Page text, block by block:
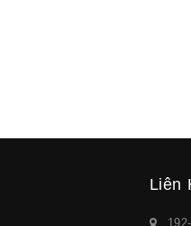
Liên